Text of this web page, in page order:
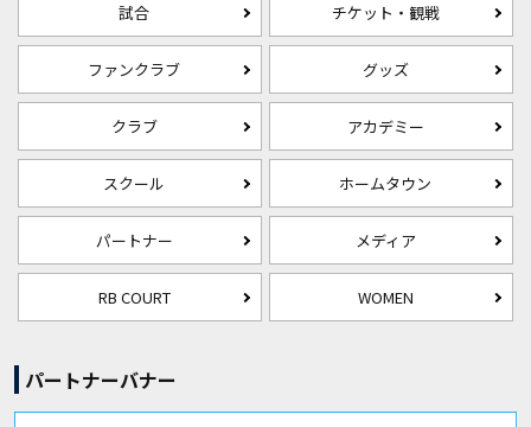
試合 チケット・観戦
ファンクラブ グッズ
クラブ アカデミー
スクール ホームタウン
パートナー メディア
RB COURT WOMEN
パートナーバナー